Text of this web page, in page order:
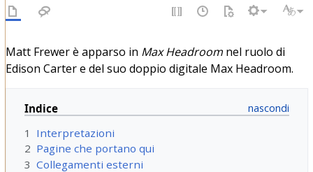
Matt Frewer è apparso in Max Headroomnel ruolo di
Edison Carter e del suo doppio digitale Max Headroom.
Indice
1
Interpretazioni
2 Pagine che portano qui
3 Collegamenti esterni